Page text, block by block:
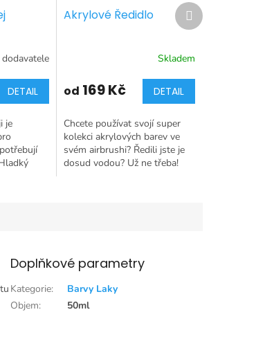
DETAIL
je
Akrylové Ředidlo
Skladem
od 169 Kč DETAIL
Chcete používat svojí super
kolekci akrylových barev ve
svém airbrushi? Ředili jste je
dosud vodou? Už ne třeba!
Další
produkt
Doplňkové parametry
Kategorie:
Barvy Laky
Objem: 50ml